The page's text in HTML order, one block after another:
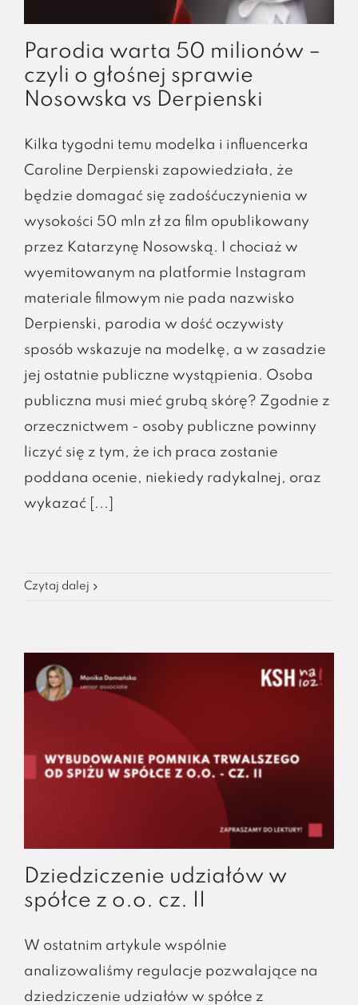
Parodia warta 50 milionów –
czyli o głośnej sprawie
Nosowska vs Derpienski
Kilka tygodni temu modelka i influencerka
Caroline Derpienski zapowiedziała, że
będzie domagać się zadośćuczynienia w
wysokości 50 mln zł za film opublikowany
przez Katarzynę Nosowską. I chociaż w
wyemitowanym na platformie Instagram
materiale filmowym nie pada nazwisko
Derpienski, parodia w dość oczywisty
sposób wskazuje na modelkę, a w zasadzie
jej ostatnie publiczne wystąpienia. Osoba
publiczna musi mieć grubą skórę? Zgodnie z
orzecznictwem - osoby publiczne powinny
liczyć się z tym, że ich praca zostanie
poddana ocenie, niekiedy radykalnej, oraz
wykazać [...]
Czytaj dalej
Dziedziczenie udziałów w
spółce z o.o. cz. II
W ostatnim artykule wspólnie
analizowaliśmy regulacje pozwalające na
dziedziczenie udziałów w spółce z